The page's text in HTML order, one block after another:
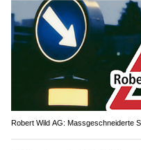
Robert Wild AG: Massgeschneiderte